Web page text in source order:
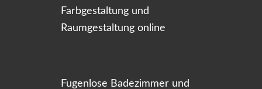
Farbgestaltung und
Raumgestaltung online
Fugenlose Badezimmer und